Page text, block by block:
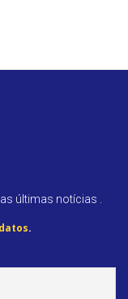
últimas notícias .
.